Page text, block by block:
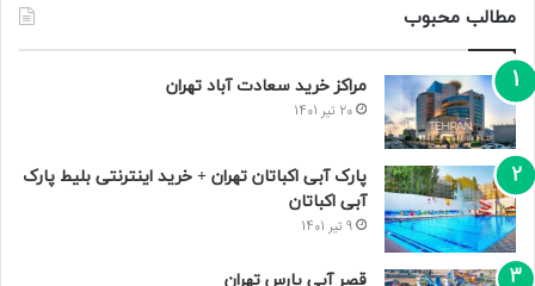
مطالب محبوب
مراکز خرید سعادت‌ آباد تهران
20 تیر 1401
پارک آبی اکباتان تهران + خرید اینترنتی بلیط پارک
آبی اکباتان
9 تیر 1401
قصر آبی پارس تهران